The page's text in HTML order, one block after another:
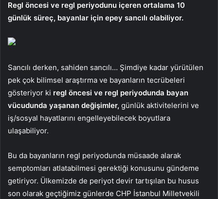
Regl öncesi ve regl periyodunu içeren ortalama 10
günlük süreç, bayanlar için epey sancılı olabiliyor.
Sancılı derken, sahiden sancılı… Şimdiye kadar yürütülen
pek çok bilimsel araştırma ve bayanların tecrübeleri
gösteriyor ki regl öncesi ve regl periyodunda bayan
vücudunda yaşanan değişimler, günlük aktivitelerini ve
iş/sosyal hayatlarını engelleyebilecek boyutlara
ulaşabiliyor.
Bu da bayanların regl periyodunda müsaade alarak
semptomları atlatabilmesi gerektiği konusunu gündeme
getiriyor. Ülkemizde de periyot devir tartışılan bu husus
son olarak geçtiğimiz günlerde CHP İstanbul Milletvekili